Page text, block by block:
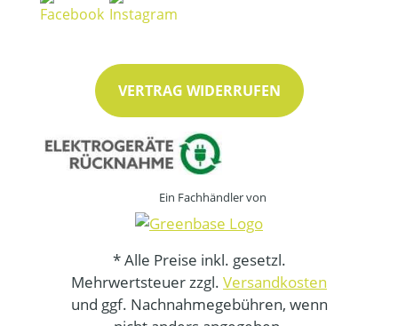
VERTRAG WIDERRUFEN
Ein Fachhändler von
* Alle Preise inkl. gesetzl.
Mehrwertsteuer zzgl. Versandkosten
und ggf. Nachnahmegebühren, wenn